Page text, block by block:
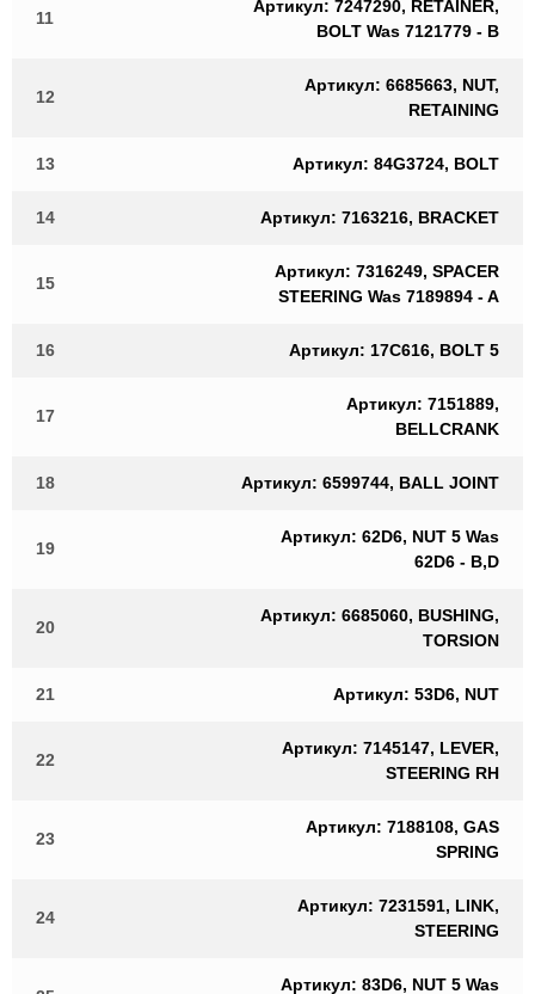
11
Артикул: 7247290, RETAINER,
BOLT Was 7121779 - B
12
Артикул: 6685663, NUT,
RETAINING
13 Артикул: 84G3724, BOLT
14 Артикул: 7163216, BRACKET
15
Артикул: 7316249, SPACER
STEERING Was 7189894 - A
16 Артикул: 17C616, BOLT 5
17
Артикул: 7151889,
BELLCRANK
18 Артикул: 6599744, BALL JOINT
19
Артикул: 62D6, NUT 5 Was
62D6 - B,D
20
Артикул: 6685060, BUSHING,
TORSION
21 Артикул: 53D6, NUT
22
Артикул: 7145147, LEVER,
STEERING RH
23
Артикул: 7188108, GAS
SPRING
24
Артикул: 7231591, LINK,
STEERING
Артикул: 83D6, NUT 5 Was